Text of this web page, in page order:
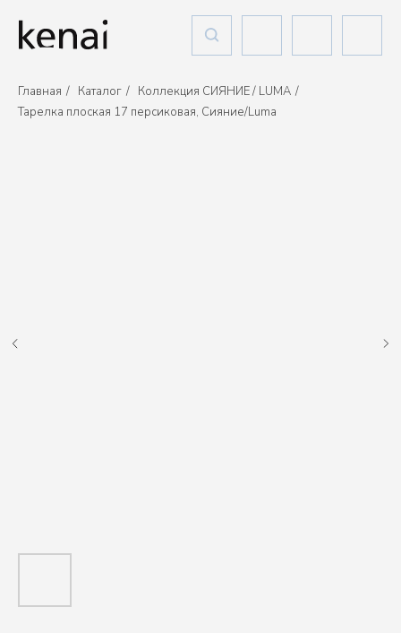
Главная / Каталог / Коллекция СИЯНИЕ / LUMA /
Тарелка плоская 17 персиковая, Сияние/Luma